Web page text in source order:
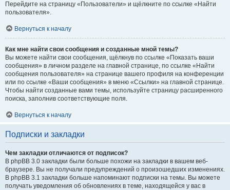
Перейдите на страницу «Пользователи» и щёлкните по ссылке «Найти
пользователя».
Вернуться к началу
Как мне найти свои сообщения и созданные мной темы?
Вы можете найти свои сообщения, щёлкнув по ссылке «Показать ваши
сообщения» в личном разделе на главной странице, по ссылке «Найти
сообщения пользователя» на странице вашего профиля на конференции
или по ссылке «Ваши сообщения» в меню «Ссылки» на главной странице.
Чтобы найти созданные вами темы, используйте страницу расширенного
поиска, заполнив соответствующие поля.
Вернуться к началу
Подписки и закладки
Чем закладки отличаются от подписок?
В phpBB 3.0 закладки были больше похожи на закладки в вашем веб-
браузере. Вы не получали предупреждений о произошедших изменениях.
В phpBB 3.1 закладки больше напоминают подписки на темы. Вы можете
получать уведомления об обновлениях в теме, находящейся у вас в